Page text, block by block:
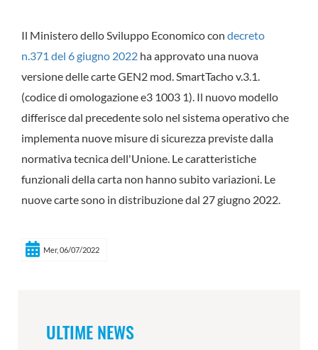
Il Ministero dello Sviluppo Economico con decreto
n.371 del 6 giugno 2022 ha approvato una nuova
versione delle carte GEN2 mod. SmartTacho v.3.1.
(codice di omologazione e3 1003 1). Il nuovo modello
differisce dal precedente solo nel sistema operativo che
implementa nuove misure di sicurezza previste dalla
normativa tecnica dell'Unione. Le caratteristiche
funzionali della carta non hanno subito variazioni. Le
nuove carte sono in distribuzione dal 27 giugno 2022.
Mer, 06/07/2022
ULTIME NEWS